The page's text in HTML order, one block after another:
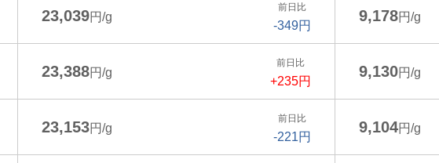
23,039円/g
前日比
-349円
9,178円/g
23,388円/g
前日比
+235円
9,130円/g
23,153円/g
前日比
-221円
9,104円/g